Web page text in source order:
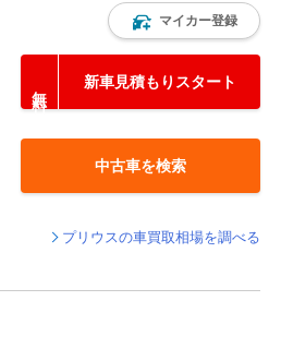
マイカー登録
新車見積もりスタート
中古車を検索
プリウスの車買取相場を調べる